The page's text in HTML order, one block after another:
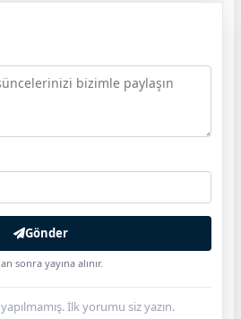
Gönder
sonra yayına alınır.
İlk yorumu siz yazın.